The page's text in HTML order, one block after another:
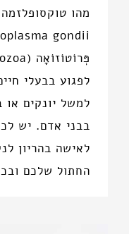
מהו
לפגוע בבעלי
למשל יונקים או
בבני אדם. יש
לאישה בהריון
החתול שלכם